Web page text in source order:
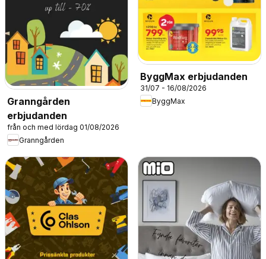
Granngården
erbjudanden
från och med lördag 01/08/2026
Granngården
ByggMax erbjudanden
31/07 - 16/08/2026
ByggMax